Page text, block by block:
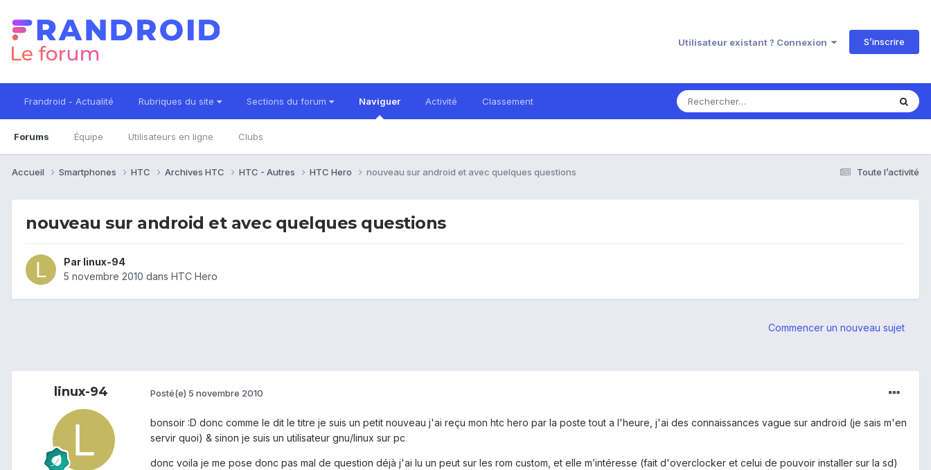
Utilisateur existant ? Connexion S’inscrire
Frandroid - Actualité Rubriques du site Sections du forum Naviguer
Forums Équipe Utilisateurs en ligne Clubs
Activité Classement
Toute l’activité
Accueil Smartphones HTC Archives HTC HTC - Autres HTC Hero nouveau sur android et avec quelques questions
nouveau sur android et avec quelques questions
Par linux-94
5 novembre 2010 dans HTC Hero
Commencer un nouveau sujet
linux-94 Posté(e) 5 novembre 2010
bonsoir :D donc comme le dit le titre je suis un petit nouveau j'ai reçu mon htc hero par la poste tout a l'heure, j'ai des connaissances vague sur androïd (je sais m'en
servir quoi) & sinon je suis un utilisateur gnu/linux sur pc
donc voila je me pose donc pas mal de question déjà j'ai lu un peut sur les rom custom, et elle m’intéresse (fait d'overclocker et celui de pouvoir installer sur la sd)